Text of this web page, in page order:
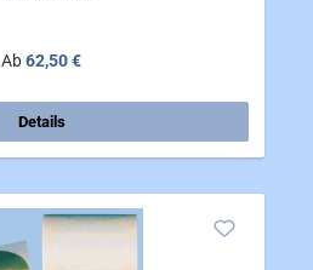
Regulärer Preis:
Ab62,50 €
Details